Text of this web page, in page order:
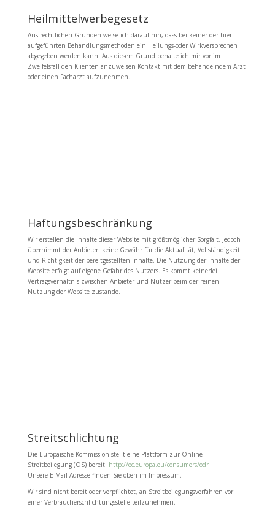
Heilmittelwerbegesetz
Aus rechtlichen Gründen weise ich darauf hin, dass bei keiner der hier
aufgeführten Behandlungsmethoden ein Heilungs-oder Wirkversprechen
abgegeben werden kann. Aus diesem Grund behalte ich mir vor im
Zweifelsfall den Klienten anzuweisen Kontakt mit dem behandelndem Arzt
oder einen Facharzt aufzunehmen.
Haftungsbeschränkung
Wir erstellen die Inhalte dieser Website mit größtmöglicher Sorgfalt. Jedoch
übernimmt der Anbieter keine Gewähr für die Aktualität, Vollständigkeit
und Richtigkeit der bereitgestellten Inhalte. Die Nutzung der Inhalte der
Website erfolgt auf eigene Gefahr des Nutzers. Es kommt keinerlei
Vertragsverhältnis zwischen Anbieter und Nutzer beim der reinen
Nutzung der Website zustande.
Streitschlichtung
Die Europäische Kommission stellt eine Plattform zur Online-
Streitbeilegung (OS) bereit: http://ec.europa.eu/consumers/odr
Unsere E-Mail-Adresse finden Sie oben im Impressum.
Wir sind nicht bereit oder verpflichtet, an Streitbeilegungsverfahren vor
einer Verbraucherschlichtungsstelle teilzunehmen.